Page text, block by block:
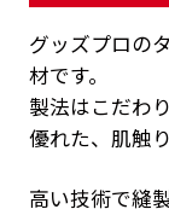
グッズプロの
材です。
製法はこだわ
優れた、肌触
高い技術で縫